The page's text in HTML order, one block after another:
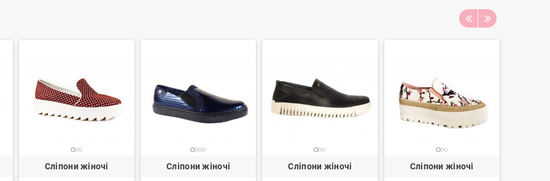
Сліпони жіночі Сліпони жіночі Сліпони жіночі Сліпони жіночі